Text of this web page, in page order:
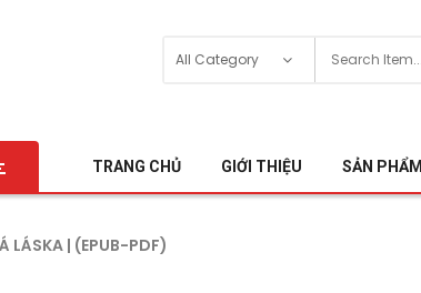
TRANG CHỦ GIỚI THIỆU SẢN PHẨM
LÁSKA | (EPUB-PDF)